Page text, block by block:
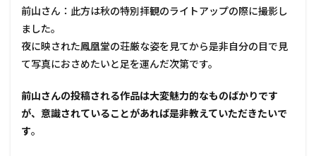
前山さん：此方は秋の特別拝観のライトアップの際に撮影し
ました。
夜に映された鳳凰堂の荘厳な姿を見てから是非自分の目で見
て写真におさめたいと足を運んだ次第です。
――前山さんの投稿される作品は大変魅力的なものばかりです
が、意識されていることがあれば是非教えていただきたいで
す。